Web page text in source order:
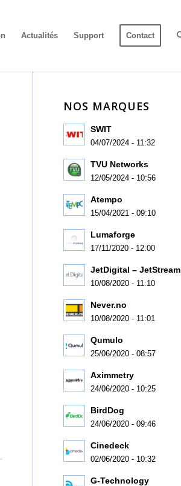
Actualités Support Contact
NOS MARQUES
SWIT
04/07/2024 - 11:32
TVU Networks
12/05/2024 - 10:56
Atempo
15/04/2021 - 09:10
Lumaforge
17/11/2020 - 12:00
JetDigital – JetStream
10/08/2020 - 11:10
Never.no
10/08/2020 - 11:01
Qumulo
25/06/2020 - 08:57
Aximmetry
24/06/2020 - 10:25
BirdDog
24/06/2020 - 09:46
Cinedeck
02/06/2020 - 10:32
G-Technology